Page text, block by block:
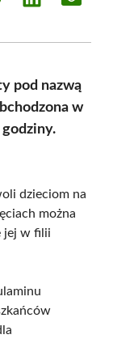
Share Share
pod nazwą
w
dzieciom na
można
jej w filii